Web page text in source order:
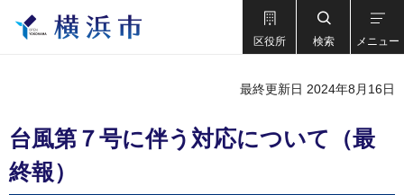
区役所 検索 メニュー
最終更新日 2024年8月16日
台風第７号に伴う対応について（最
終報）